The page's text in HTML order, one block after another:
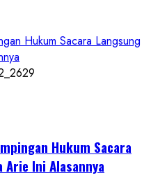
Hukum Sacara Langsung
Hukum Sacara
Arie Ini Alasannya